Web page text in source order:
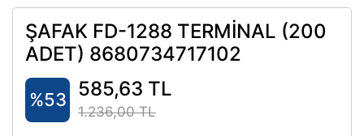
ŞAFAK FD-1288 TERMİNAL (200
ADET) 8680734717102
%53 585,63 TL
1.236,00 TL